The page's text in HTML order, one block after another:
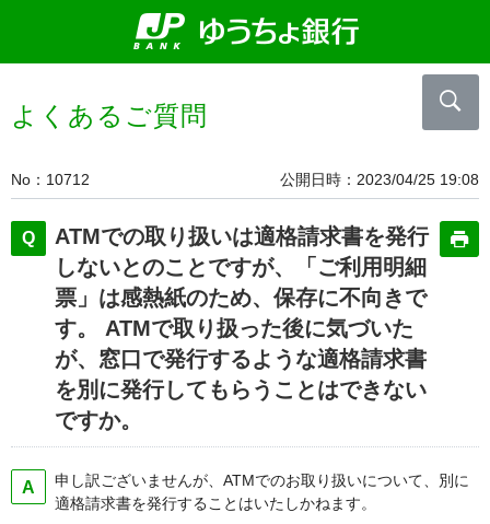
よくあるご質問
No 10712 公開日時 2023/04/25 19:08
ATMでの取り扱いは適格請求書を発行
しないとのことですが、「ご利用明細
票」は感熱紙のため、保存に不向きで
す。 ATMで取り扱った後に気づいた
が、窓口で発行するような適格請求書
を別に発行してもらうことはできない
ですか。
申し訳ございませんが、ATMでのお取り扱いについて、別に
適格請求書を発行することはいたしかねます。